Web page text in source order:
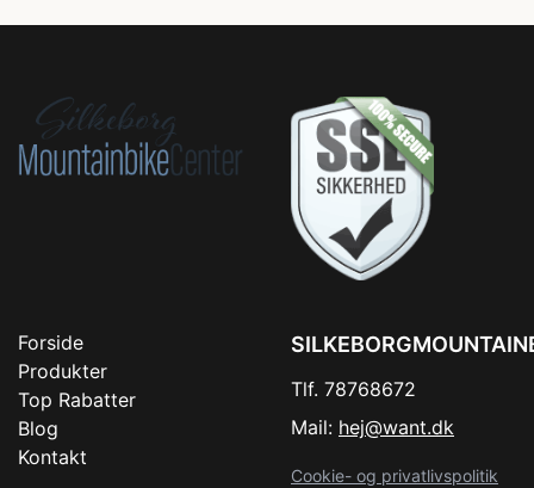
Forside
Produkter
Top Rabatter
Blog
Kontakt
Tlf. 78768672
Mail: hej@want.dk
Cookie- og privatlivspolitik